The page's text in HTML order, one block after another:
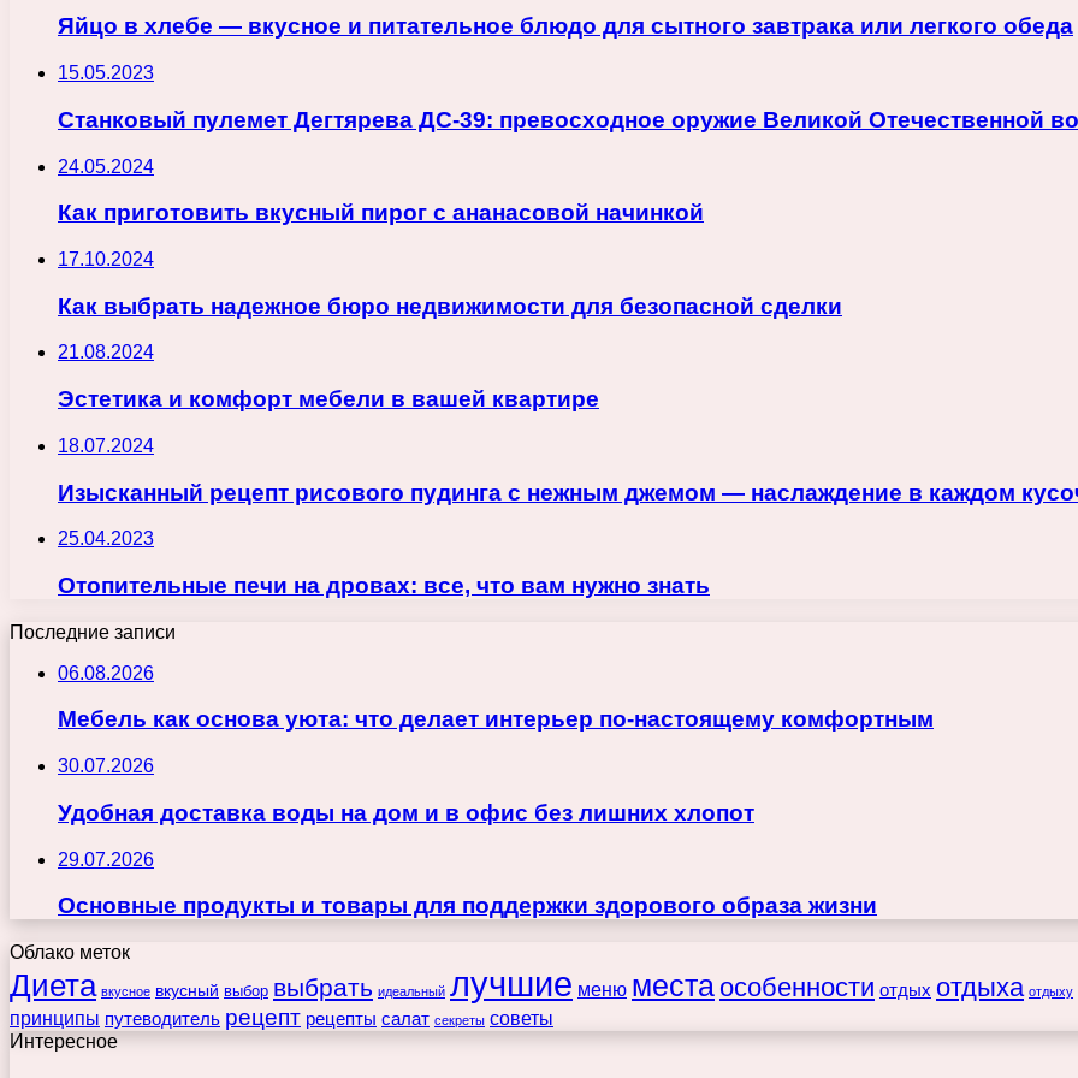
Яйцо в хлебе — вкусное и питательное блюдо для сытного завтрака или легкого обеда
15.05.2023
Станковый пулемет Дегтярева ДС-39: превосходное оружие Великой Отечественной
24.05.2024
Как приготовить вкусный пирог с ананасовой начинкой
17.10.2024
Как выбрать надежное бюро недвижимости для безопасной сделки
21.08.2024
Эстетика и комфорт мебели в вашей квартире
18.07.2024
Изысканный рецепт рисового пудинга с нежным джемом — наслаждение в каждом
25.04.2023
Отопительные печи на дровах: все, что вам нужно знать
Последние записи
06.08.2026
Мебель как основа уюта: что делает интерьер по-настоящему комфортным
30.07.2026
Удобная доставка воды на дом и в офис без лишних хлопот
29.07.2026
Основные продукты и товары для поддержки здорового образа жизни
Облако меток
Диета вкусное вкусный выбор выбрать идеальный лучшие меню места особенности отдых отдыха отдыху
принципы путеводитель рецепт рецепты салат секреты советы
Интересное